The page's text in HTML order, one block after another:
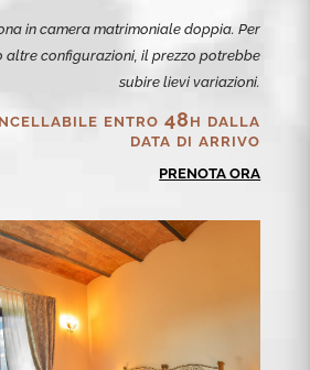
in camera matrimoniale doppia. Per
altre configurazioni, il prezzo potrebbe
subire lievi variazioni.
entro 48h dalla
data di arrivo
PRENOTA ORA